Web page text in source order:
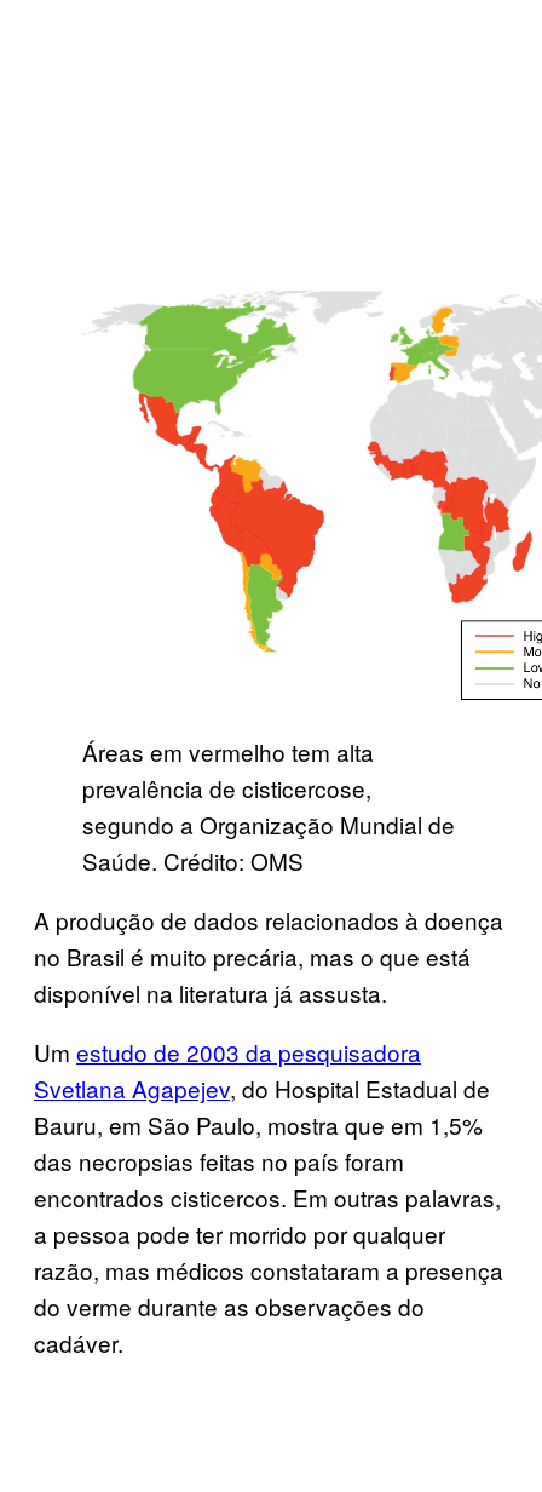
Áreas em vermelho tem alta
prevalência de cisticercose,
segundo a Organização Mundial de
Saúde. Crédito: OMS
A produção de dados relacionados à doença
no Brasil é muito precária, mas o que está
disponível na literatura já assusta.
Um estudo de 2003 da pesquisadora
Svetlana Agapejev, do Hospital Estadual de
Bauru, em São Paulo, mostra que em 1,5%
das necropsias feitas no país foram
encontrados cisticercos. Em outras palavras,
a pessoa pode ter morrido por qualquer
razão, mas médicos constataram a presença
do verme durante as observações do
cadáver.